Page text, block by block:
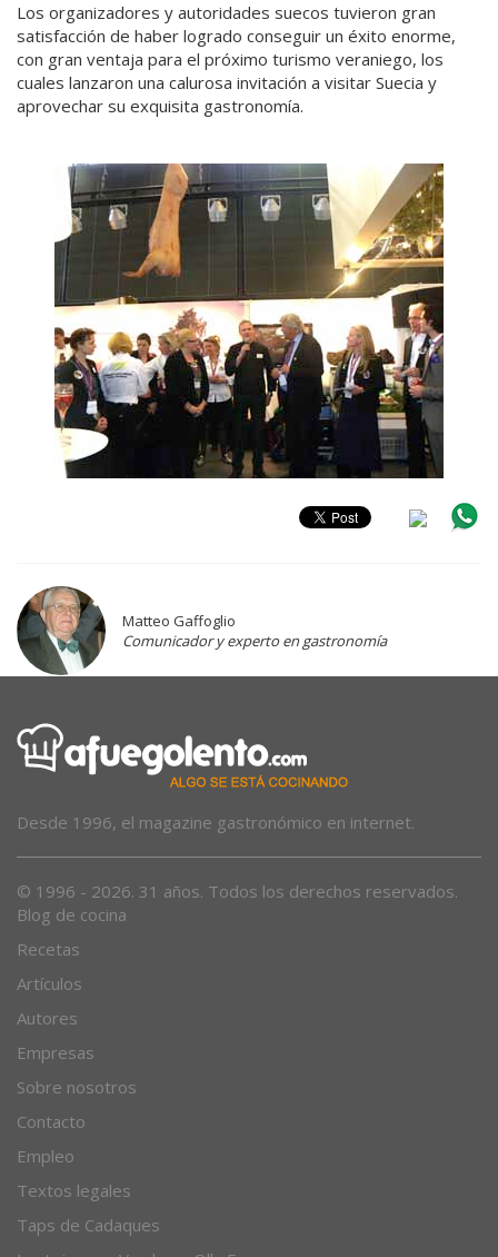
Los organizadores y autoridades suecos tuvieron gran
satisfacción de haber logrado conseguir un éxito enorme,
con gran ventaja para el próximo turismo veraniego, los
cuales lanzaron una calurosa invitación a visitar Suecia y
aprovechar su exquisita gastronomía.
Matteo Gaffoglio
Comunicador y experto en gastronomía
Desde 1996, el magazine gastronómico en internet.
© 1996 - 2026. 31 años. Todos los derechos reservados.
Blog de cocina
Recetas
Artículos
Autores
Empresas
Sobre nosotros
Contacto
Empleo
Textos legales
Taps de Cadaques